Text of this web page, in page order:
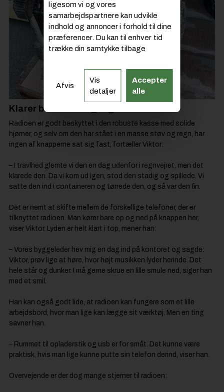
Klarer både støv og regn
Radioen er godt beskyttet i den robuste kasse med solide
hjørner, og selv om den har stået i en masse støv og regn, har
ingen af knapperne sat sig fast, fortæller Viktor:
– I travlhed glemte vi den en dag udenfor i regnvejret, men det
klarede den. Da vi kom ud igen, stod den stadig og spillede. Vi
satte den ind i containeren og tørrede den, og så var den fin.
Det er nemt at skifte mellem de forskellige telefoner, der er
tilknyttet radioen. Man kører bare op og ned på knappen her,
viser Viktor. Lyden er helt klart i top, mener han:
– Vores byggeleder hev mig en dag ind på kontoret og sagde:
Viktor, prøv lige at høre, hvor højt musikken lyder herinde. Det
hele står og dunker. I må gerne skrue en lille smule ned, siger han
med et smil.
Han kan også godt lide, at radioen kan fungere som et lille
arbejdsbord, hvor man lige kan lægge sit værktøj. Men en ting
savner han.
– Rummet til opladerstik og usb er for småt. Det kunne være
praktisk, hvis man lige kunne putte sin telefon derind, viser han.
Overvejende er der dog mange stjerner til radioen:
ligesom vi og vores
samarbejdspartnere kan udvikle
indhold og annoncer i forhold til dine
præferencer. Du kan til enhver tid
trække din samtykke tilbage
Afvis
Vis
detaljer
Accepter
alle